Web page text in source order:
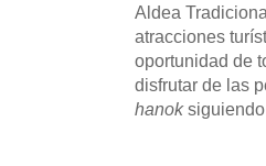
Aldea
atracciones
oportunidad de
disfrutar de las
hanok